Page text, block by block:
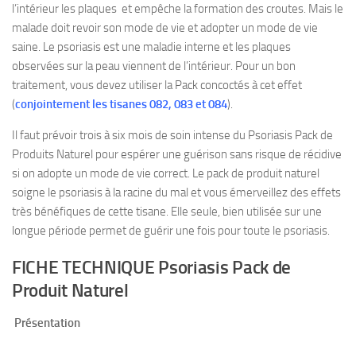
l’intérieur les plaques et empêche la formation des croutes. Mais le
malade doit revoir son mode de vie et adopter un mode de vie
saine. Le psoriasis est une maladie interne et les plaques
observées sur la peau viennent de l’intérieur. Pour un bon
traitement, vous devez utiliser la Pack concoctés à cet effet
(conjointement les tisanes082, 083et084).
Il faut prévoir trois à six mois de soin intense du Psoriasis Pack de
Produits Naturel pour espérer une guérison sans risque de récidive
si on adopte un mode de vie correct. Le pack de produit naturel
soigne le psoriasis à la racine du mal et vous émerveillez des effets
très bénéfiques de cette tisane. Elle seule, bien utilisée sur une
longue période permet de guérir une fois pour toute le psoriasis.
FICHE TECHNIQUE Psoriasis Pack de
Produit Naturel
Présentation